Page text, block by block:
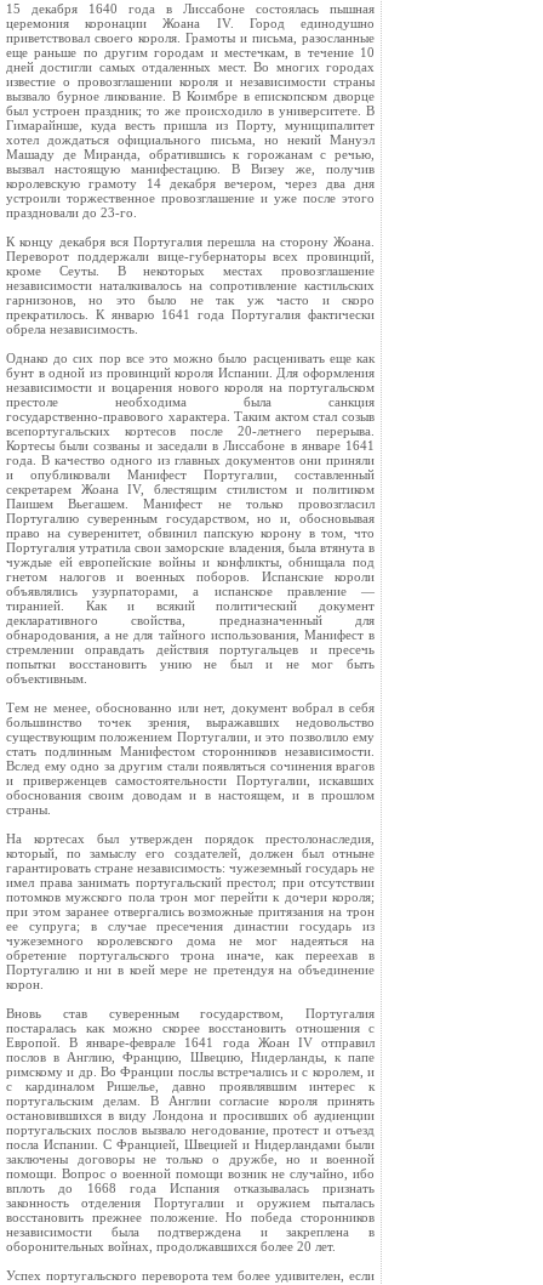
15 декабря 1640 года в Лиссабоне состоялась пышная
церемония коронации Жоана IV. Город единодушно
приветствовал своего короля. Грамоты и письма, разосланные
еще раньше по другим городам и местечкам, в течение 10
дней достигли самых отдаленных мест. Во многих городах
известие о провозглашении короля и независимости страны
вызвало бурное ликование. В Коимбре в епископском дворце
был устроен праздник; то же происходило в университете. В
Гимарайнше, куда весть пришла из Порту, муниципалитет
хотел дождаться официального письма, но некий Мануэл
Машаду де Миранда, обратившись к горожанам с речью,
вызвал настоящую манифестацию. В Визеу же, получив
королевскую грамоту 14 декабря вечером, через два дня
устроили торжественное провозглашение и уже после этого
праздновали до 23‑го.
К концу декабря вся Португалия перешла на сторону Жоана.
Переворот поддержали вице‑губернаторы всех провинций,
кроме Сеуты. В некоторых местах провозглашение
независимости наталкивалось на сопротивление кастильских
гарнизонов, но это было не так уж часто и скоро
прекратилось. К январю 1641 года Португалия фактически
обрела независимость.
Однако до сих пор все это можно было расценивать еще как
бунт в одной из провинций короля Испании. Для оформления
независимости и воцарения нового короля на португальском
престоле необходима была санкция
государственно‑правового характера. Таким актом стал созыв
всепортугальских кортесов после 20‑летнего перерыва.
Кортесы были созваны и заседали в Лиссабоне в январе 1641
года. В качество одного из главных документов они приняли
и опубликовали Манифест Португалии, составленный
секретарем Жоана IV, блестящим стилистом и политиком
Паишем Вьегашем. Манифест не только провозгласил
Португалию суверенным государством, но и, обосновывая
право на суверенитет, обвинил папскую корону в том, что
Португалия утратила свои заморские владения, была втянута в
чуждые ей европейские войны и конфликты, обнищала под
гнетом налогов и военных поборов. Испанские короли
объявлялись узурпаторами, а испанское правление —
тиранией. Как и всякий политический документ
декларативного свойства, предназначенный для
обнародования, а не для тайного использования, Манифест в
стремлении оправдать действия португальцев и пресечь
попытки восстановить унию не был и не мог быть
объективным.
Тем не менее, обоснованно или нет, документ вобрал в себя
большинство точек зрения, выражавших недовольство
существующим положением Португалии, и это позволило ему
стать подлинным Манифестом сторонников независимости.
Вслед ему одно за другим стали появляться сочинения врагов
и приверженцев самостоятельности Португалии, искавших
обоснования своим доводам и в настоящем, и в прошлом
страны.
На кортесах был утвержден порядок престолонаследия,
который, по замыслу его создателей, должен был отныне
гарантировать стране независимость: чужеземный государь не
имел права занимать португальский престол; при отсутствии
потомков мужского пола трон мог перейти к дочери короля;
при этом заранее отвергались возможные притязания на трон
ее супруга; в случае пресечения династии государь из
чужеземного королевского дома не мог надеяться на
обретение португальского трона иначе, как переехав в
Португалию и ни в коей мере не претендуя на объединение
корон.
Вновь став суверенным государством, Португалия
постаралась как можно скорее восстановить отношения с
Европой. В январе‑феврале 1641 года Жоан IV отправил
послов в Англию, Францию, Швецию, Нидерланды, к папе
римскому и др. Во Франции послы встречались и с королем, и
с кардиналом Ришелье, давно проявлявшим интерес к
португальским делам. В Англии согласие короля принять
остановившихся в виду Лондона и просивших об аудиенции
португальских послов вызвало негодование, протест и отъезд
посла Испании. С Францией, Швецией и Нидерландами были
заключены договоры не только о дружбе, но и военной
помощи. Вопрос о военной помощи возник не случайно, ибо
вплоть до 1668 года Испания отказывалась признать
законность отделения Португалии и оружием пыталась
восстановить прежнее положение. Но победа сторонников
независимости была подтверждена и закреплена в
оборонительных войнах, продолжавшихся более 20 лет.
Успех португальского переворота тем более удивителен, если